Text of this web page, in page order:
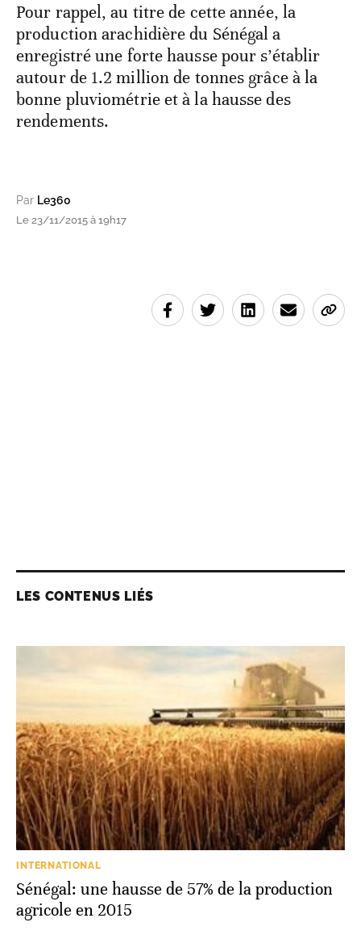
Pour rappel, au titre de cette année, la
production arachidière du Sénégal a
enregistré une forte hausse pour s’établir
autour de 1.2 million de tonnes grâce à la
bonne pluviométrie et à la hausse des
rendements.
Par Le360
Le 23/11/2015 à 19h17
LES CONTENUS LIÉS
INTERNATIONAL
Sénégal: une hausse de 57% de la production
agricole en 2015